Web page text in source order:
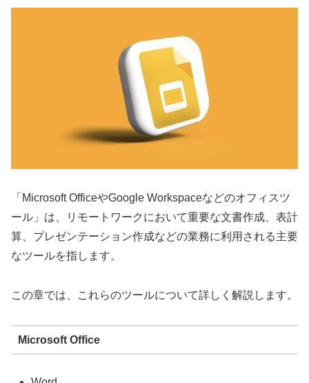
「Microsoft OfficeやGoogle Workspaceなどのオフィスツ
ール」は、リモートワークにおいて重要な文書作成、表計
算、プレゼンテーション作成などの業務に利用される主要
なツールを指します。
この章では、これらのツールについて詳しく解説します。
Microsoft Office